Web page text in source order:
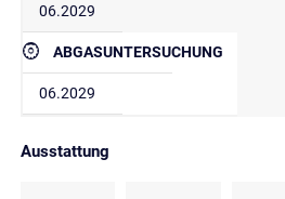
06.2029
ABGASUNTERSUCHUNG
06.2029
Ausstattung